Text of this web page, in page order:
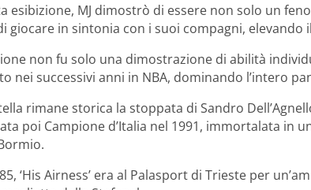
esibizione, MJ dimostrò di essere non solo un
giocare in sintonia con i suoi compagni, elevando
non fu solo una dimostrazione di abilità
nei successivi anni in NBA, dominando l’intero
rimane storica la stoppata di Sandro
poi Campione d’Italia nel 1991, immortalata in
‘His Airness’ era al Palasport di Trieste per